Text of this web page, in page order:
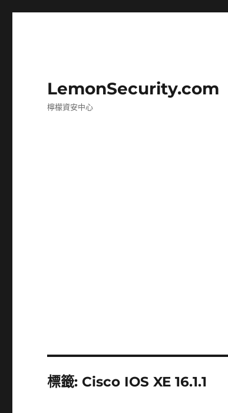
LemonSecurity.com
檸檬資安中心
標籤: Cisco IOS XE 16.1.1